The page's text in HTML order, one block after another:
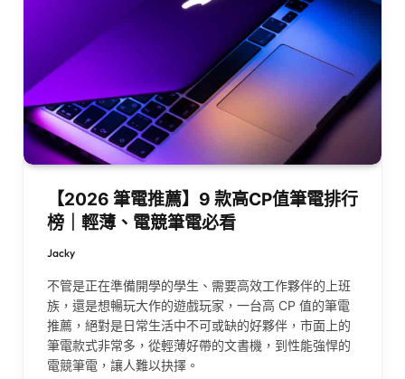
【2026 筆電推薦】9 款高CP值筆電排行
榜｜輕薄、電競筆電必看
Jacky
不管是正在準備開學的學生、需要高效工作夥伴的上班
族，還是想暢玩大作的遊戲玩家，一台高 CP 值的筆電
推薦，絕對是日常生活中不可或缺的好夥伴，市面上的
筆電款式非常多，從輕薄好帶的文書機，到性能強悍的
電競筆電，讓人難以抉擇。